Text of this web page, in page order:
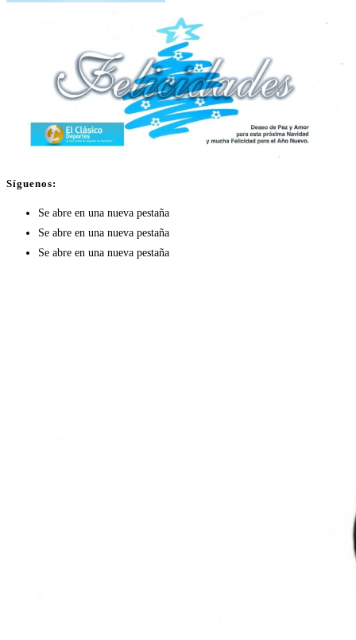
Síguenos:
Se abre en una nueva pestaña
Se abre en una nueva pestaña
Se abre en una nueva pestaña